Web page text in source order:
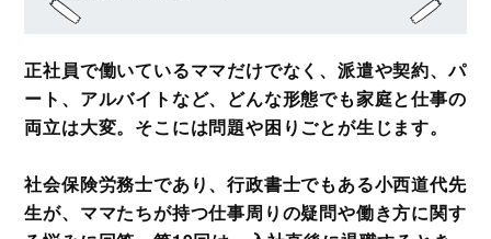
正社員で働いているママだけでなく、派遣や契約、パ
ート、アルバイトなど、どんな形態でも家庭と仕事の
両立は大変。そこには問題や困りごとが生じます。
社会保険労務士であり、行政書士でもある小西道代先
生が、ママたちが持つ仕事周りの疑問や働き方に関す